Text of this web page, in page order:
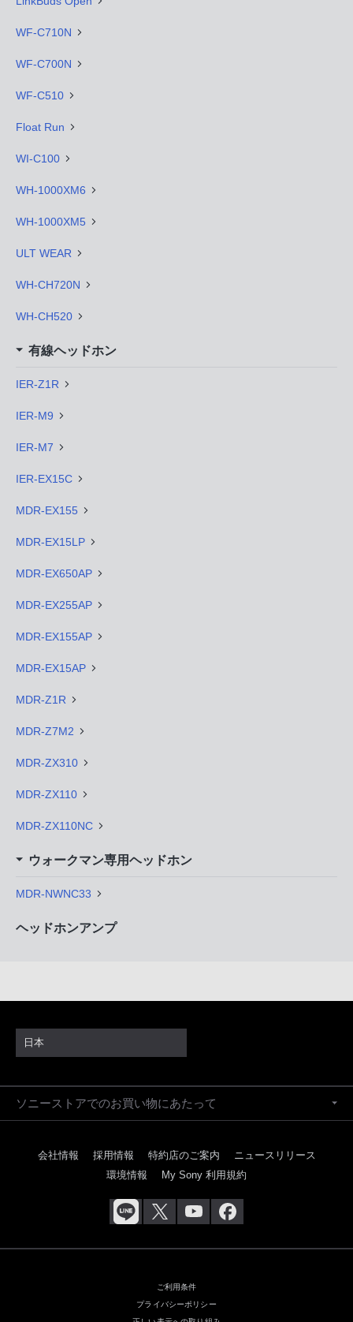
WF-C710N
WF-C700N
WF-C510
Float Run
WI-C100
WH-1000XM6
WH-1000XM5
ULT WEAR
WH-CH720N
WH-CH520
有線ヘッドホン
IER-Z1R
IER-M9
IER-M7
IER-EX15C
MDR-EX155
MDR-EX15LP
MDR-EX650AP
MDR-EX255AP
MDR-EX155AP
MDR-EX15AP
MDR-Z1R
MDR-Z7M2
MDR-ZX310
MDR-ZX110
MDR-ZX110NC
ウォークマン専用ヘッドホン
MDR-NWNC33
ヘッドホンアンプ
日本
ソニーストアでのお買い物にあたって
会社情報 採用情報 特約店のご案内
ニュースリリース
環境情報
My Sony 利用規約
ご利用条件
プライバシーポリシー